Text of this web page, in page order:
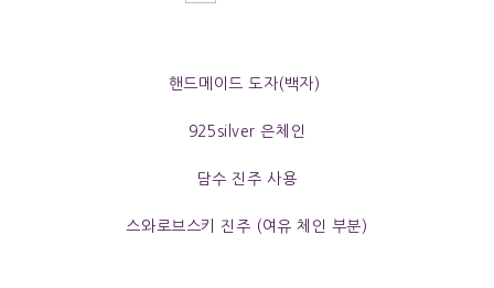
핸드메이드 도자(백자)
925silver 은체인
담수 진주 사용
스와로브스키 진주 (여유 체인 부분)